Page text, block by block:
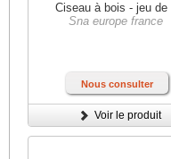
Ciseau à bois - jeu de
Sna europe france
Nous consulter
Voir le produit